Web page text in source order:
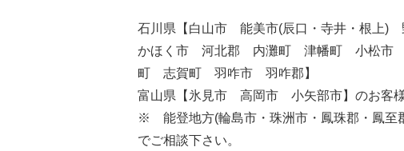
石川県【白山市 能美市(辰口・寺井・根
かほく市 河北郡 内灘町 津幡町 小松
町 志賀町 羽咋市 羽咋郡】
富山県【氷見市 高岡市 小矢部市】のお客様
※ 能登地方(輪島市・珠洲市・ 鳳珠郡・鳳至
でご相談下さい。